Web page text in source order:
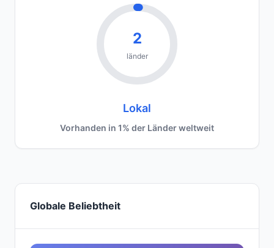
2
länder
Lokal
Vorhanden in 1% der Länder weltweit
Globale Beliebtheit